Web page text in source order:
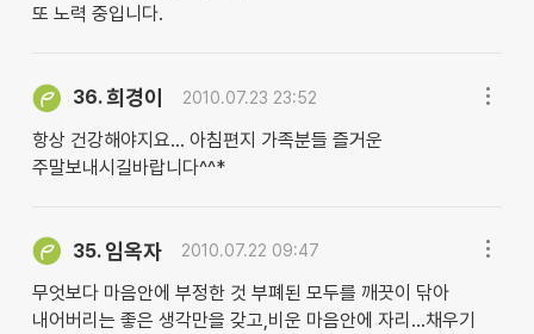
또 노력 중입니다.
36.희경이 2010.07.23 23:52
항상 건강해야지요... 아침편지 가족분들 즐거운
주말보내시길바랍니다^^*
35. 임옥자 2010.07.22 09:47
무엇보다 마음안에 부정한 것 부폐된 모두를 깨끗이 닦아
내어버리는 좋은 생각만을 갖고,비운 마음안에 자리...채우기